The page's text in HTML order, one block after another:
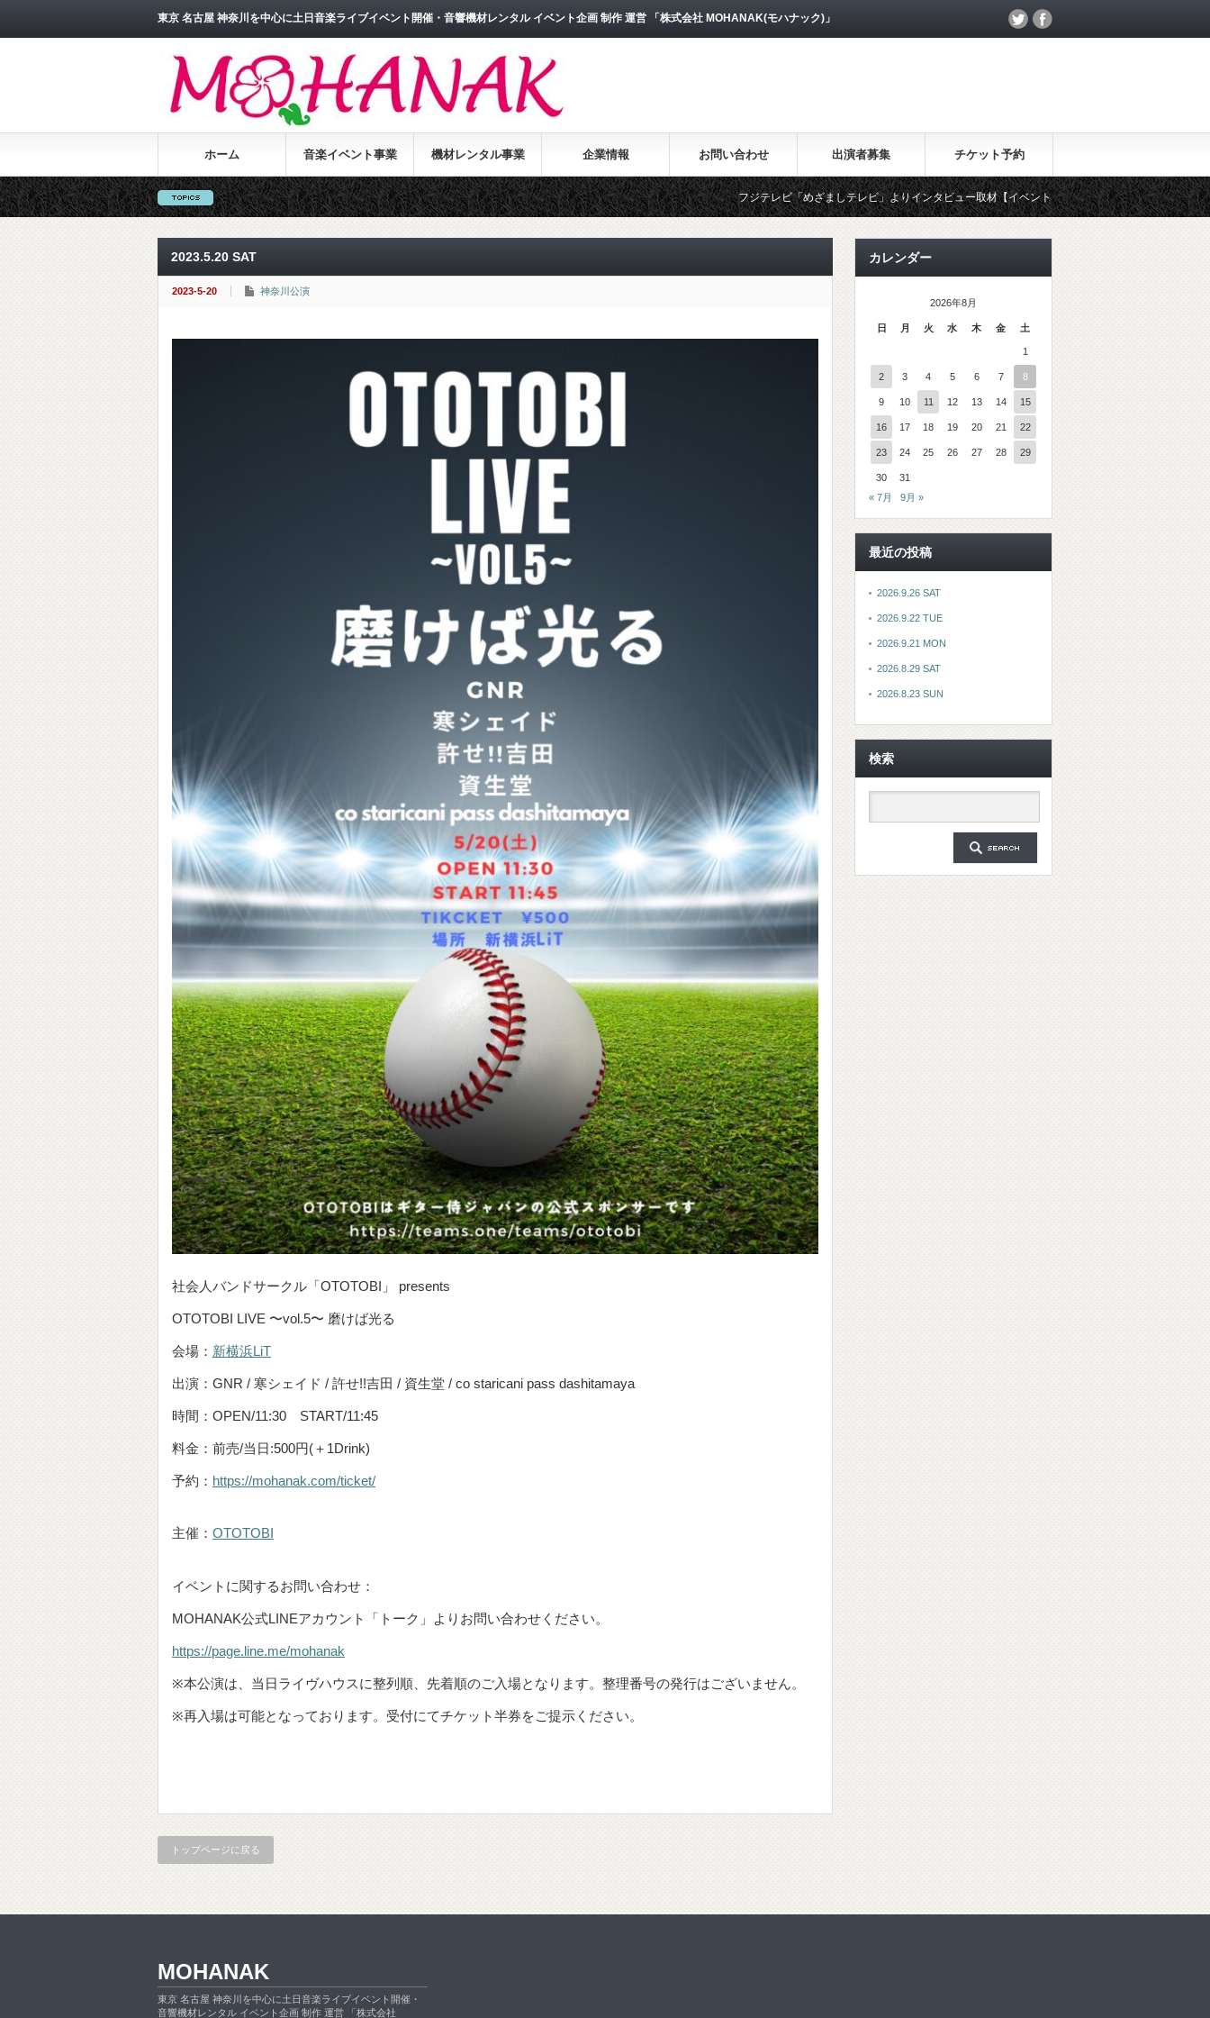
東京 名古屋 神奈川を中心に土日音楽ライブイベント開催・音響機材レンタル イベント企画 制作 運営 「株式会社 MOHANAK(モハナック)」
ホーム 音楽イベント事業 機材レンタル事業 企業情報 お問い合わせ 出演者募集 チケット予約
フジテレビ「めざましテレビ」よりインタビュー取材【イベントワクワク割】について、MOHANAKが放送されま
2023.5.20 SAT
2023-5-20 神奈川公演
社会人バンドサークル「OTOTOBI」 presents
OTOTOBI LIVE 〜vol.5〜 磨けば光る
会場： 新横浜LiT
出演：GNR / 寒シェイド / 許せ!!吉田 / 資生堂 / co staricani pass dashitamaya
時間：OPEN/11:30 START/11:45
料金：前売/当日:500円(＋1Drink)
予約： https://mohanak.com/ticket/
主催： OTOTOBI
イベントに関するお問い合わせ：
MOHANAK公式LINEアカウント「トーク」よりお問い合わせください。
https://page.line.me/mohanak
※本公演は、当日ライヴハウスに整列順、先着順のご入場となります。整理番号の発行はございません。
※再入場は可能となっております。受付にてチケット半券をご提示ください。
トップページに戻る
カレンダー
2026年8月
日 月 火 水 木 金 土
1
2 3 4 5 6 7 8
9 10 11 12 13 14 15
16 17 18 19 20 21 22
23 24 25 26 27 28 29
30
31
« 7月
9月 »
最近の投稿
2026.9.26 SAT
2026.9.22 TUE
2026.9.21 MON
2026.8.29 SAT
2026.8.23 SUN
検索
MOHANAK
東京 名古屋 神奈川を中心に土日音楽ライブイベント開催・
音響機材レンタル イベント企画 制作 運営 「株式会社